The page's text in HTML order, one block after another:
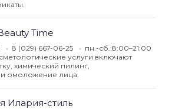
Time
8 (029) 667-06-25
пн.-сб.:8:00–21:00
услуги включают
химический пилинг,
омоложение лица.
Илария-стиль